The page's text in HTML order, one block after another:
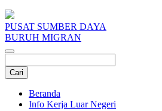
PUSAT SUMBER DAYA
BURUH MIGRAN
Beranda
Info Kerja Luar Negeri